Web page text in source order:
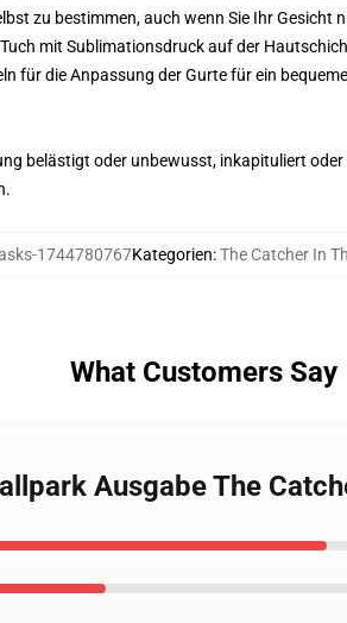
zu bestimmen, auch wenn Sie Ihr Gesicht
mit Sublimationsdruck auf der
für die Anpassung der Gurte für ein
belästigt oder unbewusst, inkapituliert
1744780767Kategorien:The Catcher In
What Customers Say
Ausgabe The